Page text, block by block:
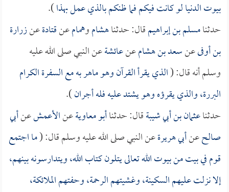
بيوت الدنيا لو كانت فيكم فما ظنكم بالذي عمل بهذا).
حدثنامسلم بن إبراهيمقال: حدثناهشاموهمامعنقتادةعنزرارة
بن أوفىعنسعد بن هشامعنعائشةعن النبي صلى الله عليه
وسلم أنه قال: (الذي يقرأ القرآن وهو ماهر به مع السفرة الكرام
البررة، والذي يقرؤه وهو يشتد عليه فله أجران).
حدثناعثمان بن أبي شيبةقال: حدثناأبو معاويةعنالأعمشعنأبي
صالحعنأبي هريرةعن النبي صلى الله عليه وسلم قال: (ما اجتمع
قوم في بيت من بيوت الله تعالى يتلون كتاب الله، ويتدارسونه بينهم،
إلا نزلت عليهم السكينة، وغشيتهم الرحمة، وحفتهم الملائكة،